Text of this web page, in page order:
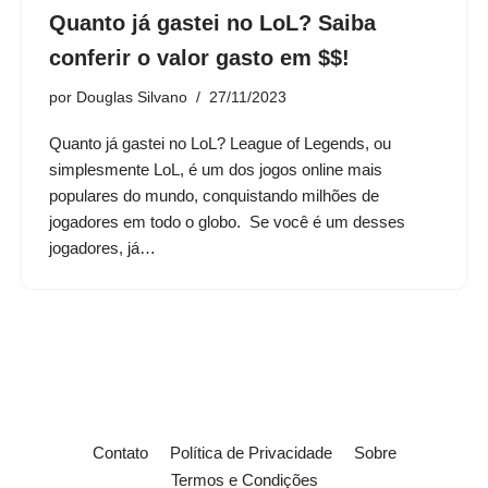
Quanto já gastei no LoL? Saiba
conferir o valor gasto em $$!
por Douglas Silvano 27/11/2023
Quanto já gastei no LoL? League of Legends, ou
simplesmente LoL, é um dos jogos online mais
populares do mundo, conquistando milhões de
jogadores em todo o globo. Se você é um desses
jogadores, já…
Contato Política de Privacidade
Sobre
Termos e Condições